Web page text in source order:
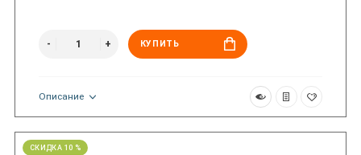
КУПИТЬ
Описание
СКИДКА 10 %